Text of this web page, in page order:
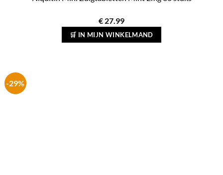
€ 27.99
🛒 IN MIJN WINKELMAND
-29%